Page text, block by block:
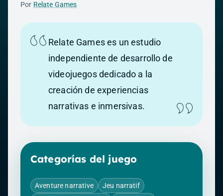
Por Relate Games
Relate Games es un estudio
independiente de desarrollo de
videojuegos dedicado a la
creación de experiencias
narrativas e inmersivas.
Categorías del juego
Aventure narrative
Jeu narratif